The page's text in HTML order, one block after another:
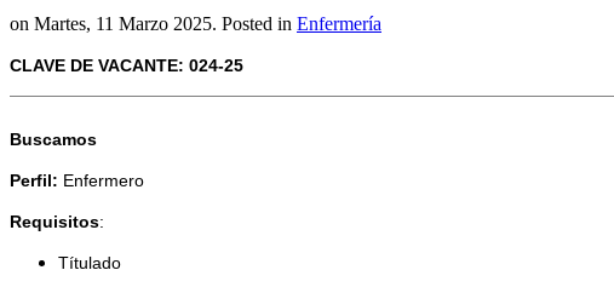
on Martes, 11 Marzo 2025. Posted in Enfermería
CLAVE DE VACANTE: 024-25
Buscamos
Perfil: Enfermero
Requisitos:
Títulado